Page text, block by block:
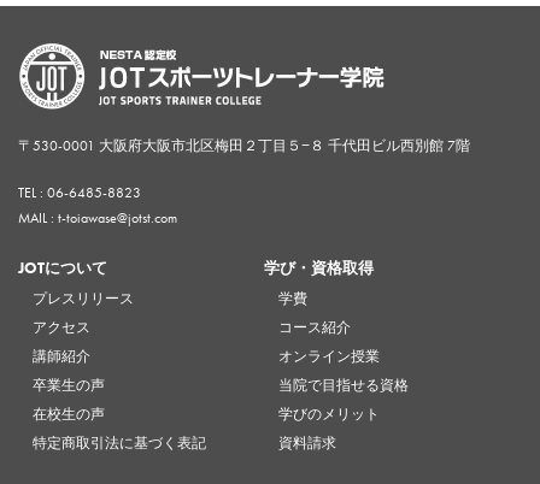
〒530-0001 大阪府大阪市北区梅田２丁目５−８ 千代田ビル西別館 7階
TEL : 06-6485-8823
MAIL : t-toiawase@jotst.com
JOTについて
プレスリリース
アクセス
講師紹介
卒業生の声
在校生の声
特定商取引法に基づく表記
学び・資格取得
学費
コース紹介
オンライン授業
当院で目指せる資格
学びのメリット
資料請求